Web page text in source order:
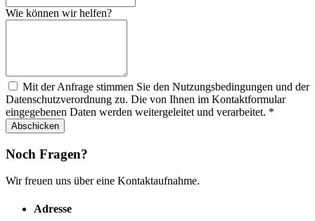
Wie können wir helfen?
Mit der Anfrage stimmen Sie den Nutzungsbedingungen und der
Datenschutzverordnung zu. Die von Ihnen im Kontaktformular
eingegebenen Daten werden weitergeleitet und verarbeitet. *
Abschicken
Noch Fragen?
Wir freuen uns über eine Kontaktaufnahme.
Adresse